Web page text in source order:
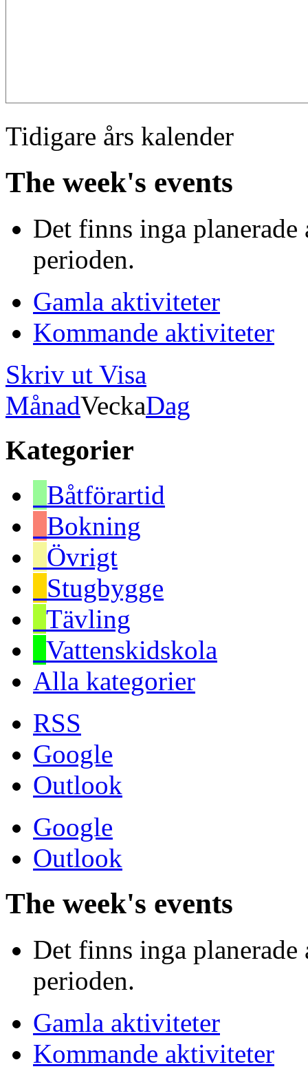
Tidigare års kalender
The week's events
Det finns inga
perioden.
Gamla aktiviteter
Kommande aktiviteter
Skriv ut Visa
MånadVeckaDag
Kategorier
Båtförartid
Bokning
Övrigt
Stugbygge
Tävling
Vattenskidskola
Alla kategorier
RSS
Google
Outlook
Google
Outlook
The week's events
Det finns inga
perioden.
Gamla aktiviteter
Kommande aktiviteter